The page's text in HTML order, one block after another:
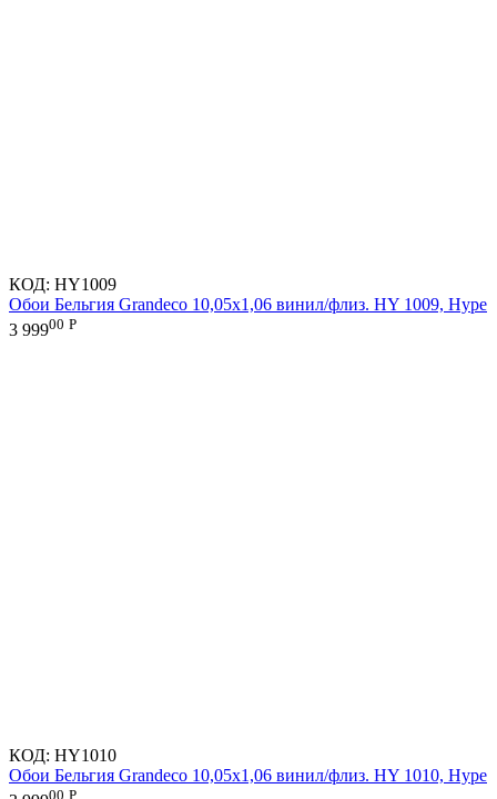
КОД: HY1009
Обои Бельгия Grandeco 10,05х1,06 винил/флиз. HY 1009, Hype
3 99900 Р
КОД: HY1010
Обои Бельгия Grandeco 10,05х1,06 винил/флиз. HY 1010, Hype
00 Р